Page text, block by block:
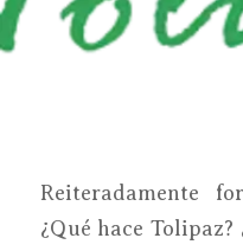
Reiteradamente
¿Qué hace